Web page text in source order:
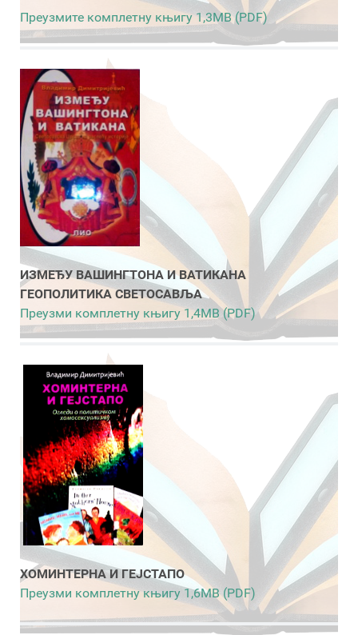
Преузмите комплетну књигу 1,3MB (PDF)
ИЗМЕЂУ ВАШИНГТОНА И ВАТИКАНА
ГЕОПОЛИТИКА СВЕТОСАВЉА
Преузми комплетну књигу 1,4MB (PDF)
ХОМИНТЕРНА И ГЕЈСТАПО
Преузми комплетну књигу 1,6MB (PDF)